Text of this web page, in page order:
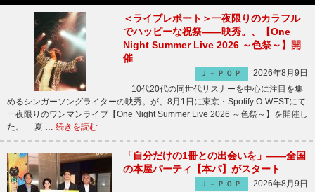
＜ライブレポート＞一夜限りのカラフル
でハッピーな祝祭――映秀。、【One
Night Summer Live 2026 ～色祭～】開
催
Ｊ－ＰＯＰ
2026年8月9日
10代20代の同世代リスナーを中心に注目を集
めるシンガーソングライターの映秀。が、8月1日に東京・Spotify O-WESTにて
一夜限りのワンマンライブ【One Night Summer Live 2026 ～色祭～】を開催し
た。 夏 … 続きを読む
「自分だけの1冊との出会いを」――全国
の本屋パーティ【本パ】がスタート
Ｊ－ＰＯＰ
2026年8月9日